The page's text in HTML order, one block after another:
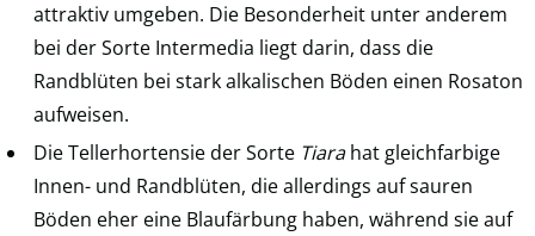
attraktiv umgeben. Die Besonderheit unter anderem
bei der Sorte Intermedia liegt darin, dass die
Randblüten bei stark alkalischen Böden einen Rosaton
aufweisen.
Die Tellerhortensie der Sorte Tiarahat gleichfarbige
Innen- und Randblüten, die allerdings auf sauren
Böden eher eine Blaufärbung haben, während sie auf